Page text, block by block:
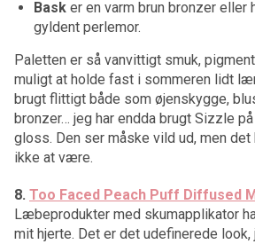
Bask er en varm brun bronzer eller
gyldent perlemor.
Paletten er så vanvittigt smuk,
muligt at holde fast i sommeren lidt
brugt flittigt både som øjenskygge,
bronzer… jeg har endda brugt Sizzle
gloss. Den ser måske vild ud, men
ikke at være.
8. Too Faced Peach Puff Diffused
Læbeprodukter med skumapplikator
mit hjerte. Det er det udefinerede